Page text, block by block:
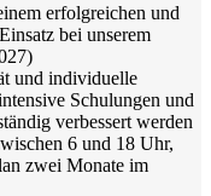
erfolgreichen und
bei unserem
und individuelle
Schulungen und
verbessert werden
6 und 18 Uhr,
zwei Monate im